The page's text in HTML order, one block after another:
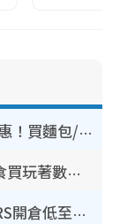
長者優惠｜OK便利店推樂悠咭優惠！買麵包/牛奶/保健品拍卡即減
【8月生日優惠2026】全港85大食買玩著數攻略 自助餐/火鍋放題同行免費＋誠品/DONKI送現金券
開倉優惠｜銅鑼灣MICHAEL KORS開倉低至17折！直擊$500起買手袋/銀包/鞋款 必買經典Jet Set系列